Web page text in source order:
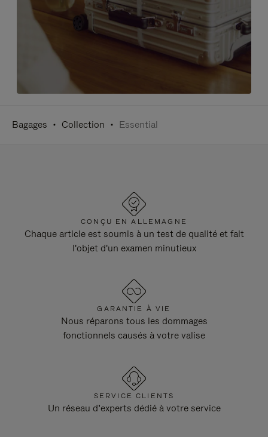
Bagages Collection Essential
CONÇU EN ALLEMAGNE
Chaque article est soumis à un test de qualité et fait
l'objet d'un examen minutieux
GARANTIE À VIE
Nous réparons tous les dommages
fonctionnels causés à votre valise
SERVICE CLIENTS
Un réseau d’experts dédié à votre service